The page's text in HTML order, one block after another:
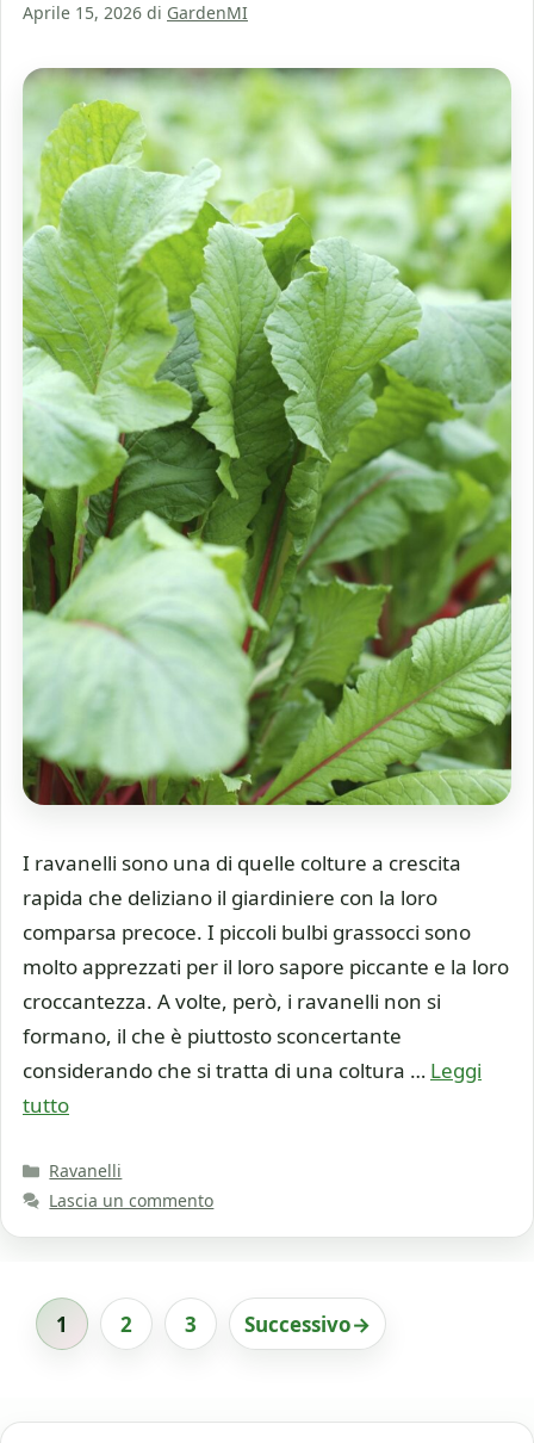
Aprile 15, 2026 di GardenMI
I ravanelli sono una di quelle colture a crescita
rapida che deliziano il giardiniere con la loro
comparsa precoce. I piccoli bulbi grassocci sono
molto apprezzati per il loro sapore piccante e la loro
croccantezza. A volte, però, i ravanelli non si
formano, il che è piuttosto sconcertante
considerando che si tratta di una coltura … Leggi
tutto
Categorie
Ravanelli
Lascia un commento
Pagina
1 Pagina
2 Pagina
3 Successivo→